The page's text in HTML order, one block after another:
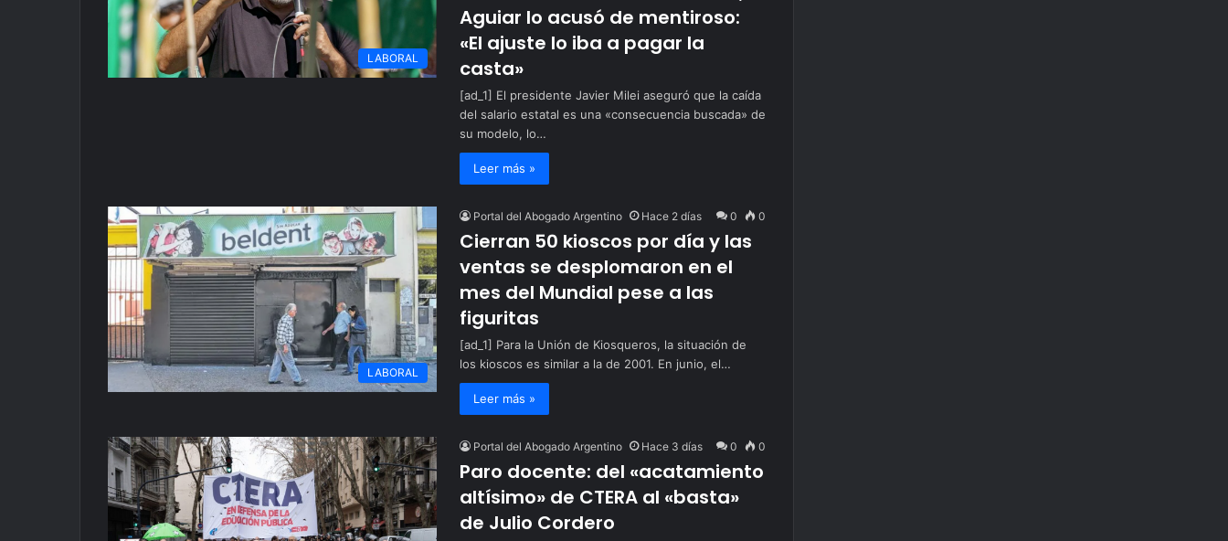
LABORAL
Aguiar lo acusó de mentiroso:
«El ajuste lo iba a pagar la
casta»
[ad_1] El presidente Javier Milei aseguró que la caída
del salario estatal es una «consecuencia buscada» de
su modelo, lo…
Leer más »
LABORAL
Portal del Abogado Argentino Hace 2 días 0 0
Cierran 50 kioscos por día y las
ventas se desplomaron en el
mes del Mundial pese a las
figuritas
[ad_1] Para la Unión de Kiosqueros, la situación de
los kioscos es similar a la de 2001. En junio, el…
Leer más »
Portal del Abogado Argentino Hace 3 días 0 0
Paro docente: del «acatamiento
altísimo» de CTERA al «basta»
de Julio Cordero